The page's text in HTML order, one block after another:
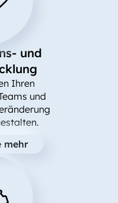
und
Ihren
und
mehr